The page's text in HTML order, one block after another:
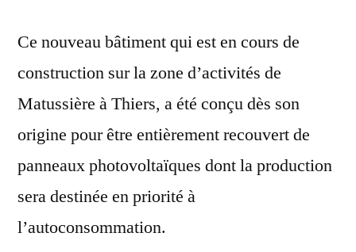
Ce nouveau bâtiment qui est en cours de
construction sur la zone d’activités de
Matussière à Thiers, a été conçu dès son
origine pour être entièrement recouvert de
panneaux photovoltaïques dont la production
sera destinée en priorité à
l’autoconsommation.